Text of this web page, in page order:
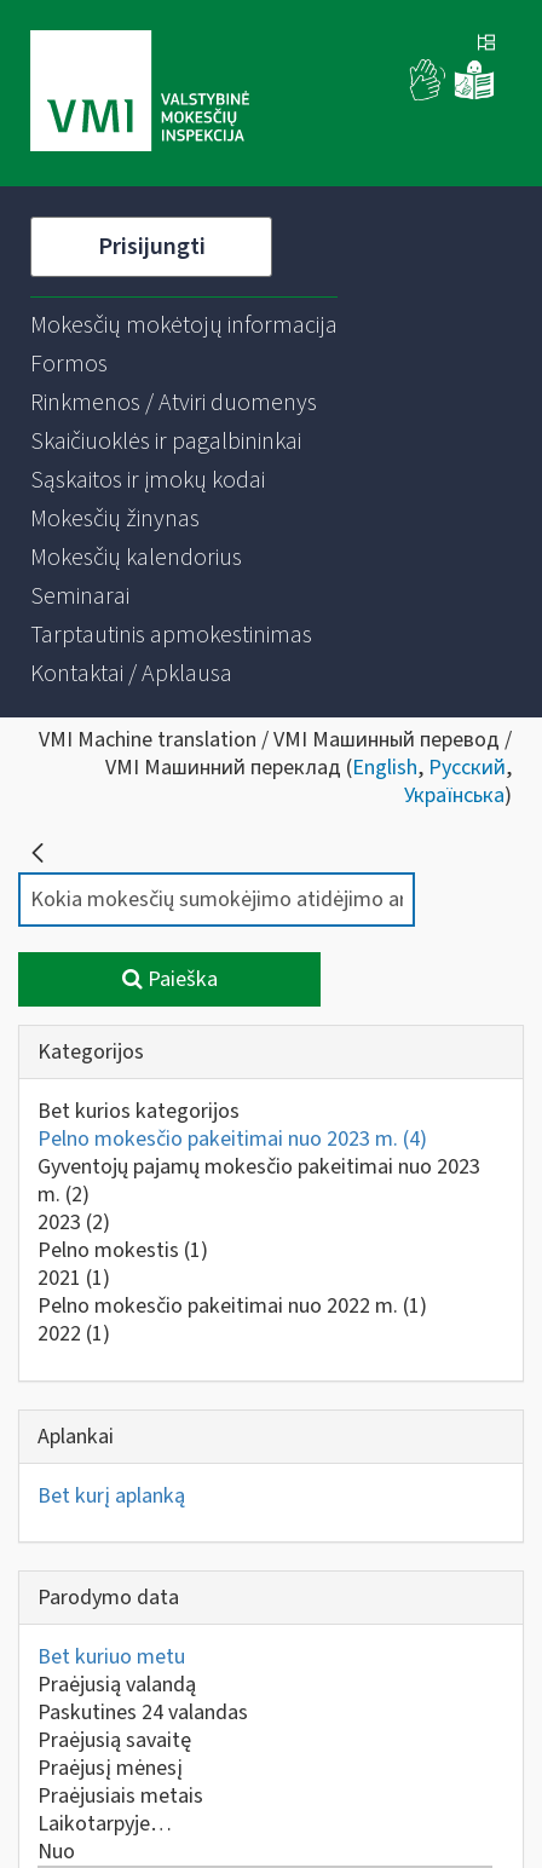
Prisijungti
Mokesčių mokėtojų informacija
Formos
Rinkmenos / Atviri duomenys
Skaičiuoklės ir pagalbininkai
Sąskaitos ir įmokų kodai
Mokesčių žinynas
Mokesčių kalendorius
Seminarai
Tarptautinis apmokestinimas
Kontaktai / Apklausa
VMI Machine translation / VMI Машинный перевод /
VMI Машинний переклад (English, Русский,
Українська)
Paieška
Kategorijos
Bet kurios kategorijos
Pelno mokesčio pakeitimai nuo 2023 m. (4)
Gyventojų pajamų mokesčio pakeitimai nuo 2023
m. (2)
2023 (2)
Pelno mokestis (1)
2021 (1)
Pelno mokesčio pakeitimai nuo 2022 m. (1)
2022 (1)
Aplankai
Bet kurį aplanką
Parodymo data
Bet kuriuo metu
Praėjusią valandą
Paskutines 24 valandas
Praėjusią savaitę
Praėjusį mėnesį
Praėjusiais metais
Laikotarpyje…
Nuo